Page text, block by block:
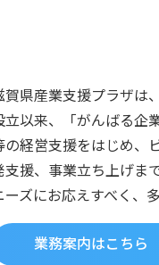
賀県産業支援プラザは
立以来、「がんばる企
の経営支援をはじめ、
支援、事業立ち上げま
ーズにお応えすべく、
業務案内はこちら